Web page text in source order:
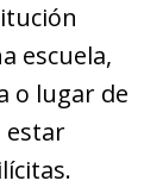
escuela,
o lugar de
estar